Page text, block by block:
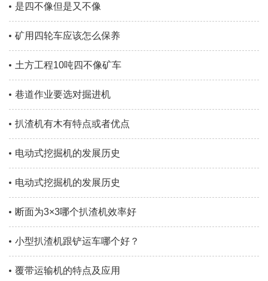
是四不像但是又不像
矿用四轮车应该怎么保养
土方工程10吨四不像矿车
巷道作业要选对掘进机
扒渣机有木有特点或者优点
电动式挖掘机的发展历史
电动式挖掘机的发展历史
断面为3×3哪个扒渣机效率好
小型扒渣机跟铲运车哪个好？
覆带运输机的特点及应用